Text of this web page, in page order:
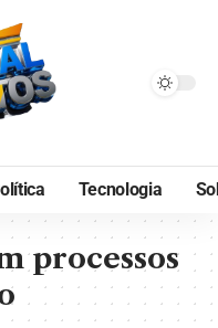
Tecnologia
processos